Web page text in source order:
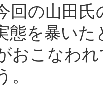
回の山田
態を暴いた
おこなわ
。